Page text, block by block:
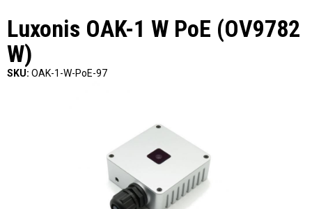
Luxonis OAK-1 W PoE (OV9782
W)
SKU: OAK-1-W-PoE-97